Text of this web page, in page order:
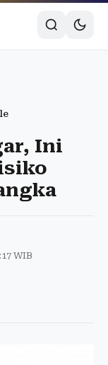
Ini
WIB